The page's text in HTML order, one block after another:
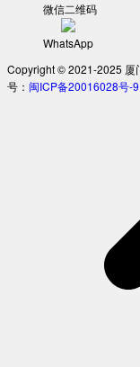
微信二维码
WhatsApp
Copyright © 2021-2025 厦
号： 闽ICP备20016028号-9